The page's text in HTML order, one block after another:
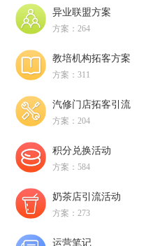
异业联盟方案
方案：264
教培机构拓客方案
方案：311
汽修门店拓客引流
方案：204
积分兑换活动
方案：584
奶茶店引流活动
方案：273
运营笔记